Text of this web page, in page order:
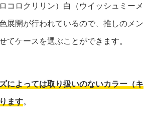
コロクリリン）白（ウイッシュミーメ
展開が行われているので、推しのメン
てケースを選ぶことができます。
によっては取り扱いのないカラー（キ
ます。